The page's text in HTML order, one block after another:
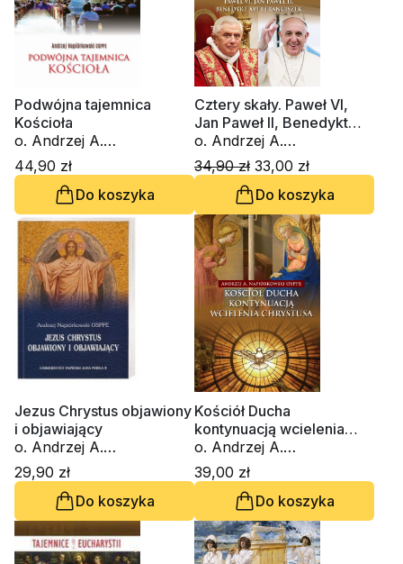
Podwójna tajemnica
Kościoła
o. Andrzej A.
Napiórkowski OSPPE
44,90 zł
Do koszyka
Cztery skały. Paweł VI,
Jan Paweł II, Benedykt
XVI i Franciszek
o. Andrzej A.
Napiórkowski OSPPE
34,90 zł 33,00 zł
Do koszyka
Jezus Chrystus objawiony
i objawiający
o. Andrzej A.
Napiórkowski OSPPE
29,90 zł
Do koszyka
Kościół Ducha
kontynuacją wcielenia
Chrystusa
o. Andrzej A.
Napiórkowski OSPPE
39,00 zł
Do koszyka